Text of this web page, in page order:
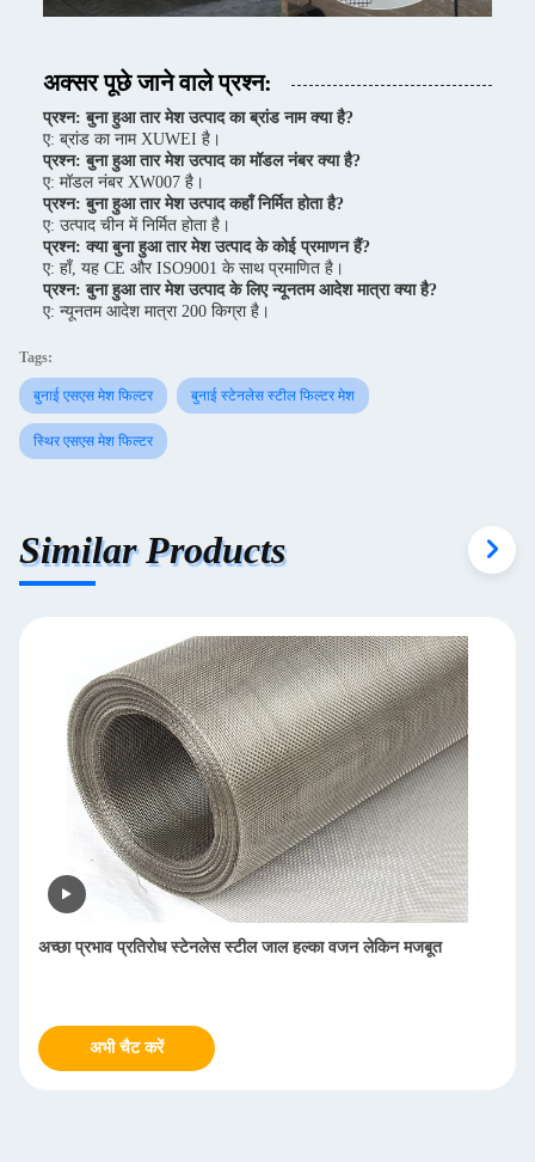
अक्सर पूछे जाने वाले प्रश्न:
प्रश्न: बुना हुआ तार मेश उत्पाद का ब्रांड नाम क्या है?
ए: ब्रांड का नाम XUWEI है।
प्रश्न: बुना हुआ तार मेश उत्पाद का मॉडल नंबर क्या है?
ए: मॉडल नंबर XW007 है।
प्रश्न: बुना हुआ तार मेश उत्पाद कहाँ निर्मित होता है?
ए: उत्पाद चीन में निर्मित होता है।
प्रश्न: क्या बुना हुआ तार मेश उत्पाद के कोई प्रमाणन हैं?
ए: हाँ, यह CE और ISO9001 के साथ प्रमाणित है।
प्रश्न: बुना हुआ तार मेश उत्पाद के लिए न्यूनतम आदेश मात्रा क्या है?
ए: न्यूनतम आदेश मात्रा 200 किग्रा है।
Tags:
बुनाई एसएस मेश फिल्टर बुनाई स्टेनलेस स्टील फिल्टर मेश
स्थिर एसएस मेश फिल्टर
Similar Products
पुनः प्रयोज्य एसएस मेष फिल्टर 1-300μM रासायनिक धातु विज्ञान के लिए
अभी चैट करें